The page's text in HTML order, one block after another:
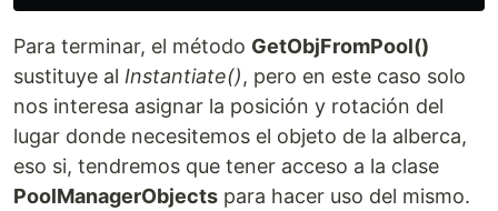
Para terminar, el método GetObjFromPool()
sustituye al Instantiate(), pero en este caso solo
nos interesa asignar la posición y rotación del
lugar donde necesitemos el objeto de la alberca,
eso si, tendremos que tener acceso a la clase
PoolManagerObjects para hacer uso del mismo.